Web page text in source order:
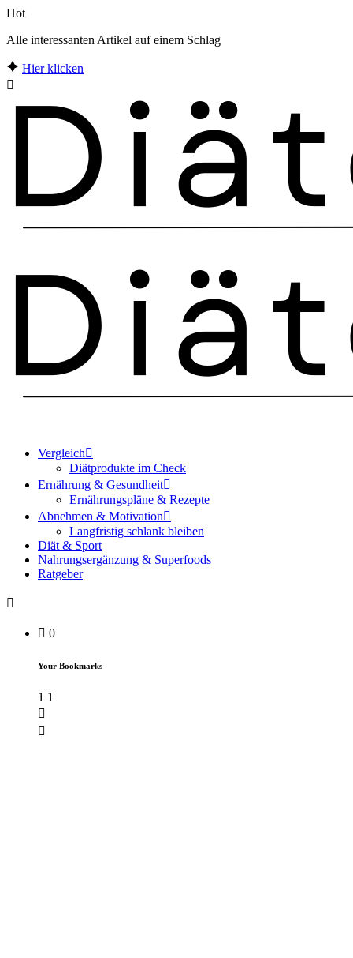
Hot
Alle interessanten Artikel auf einem Schlag
Hier klicken
Vergleich
Diätprodukte im Check
Ernährung & Gesundheit
Ernährungspläne & Rezepte
Abnehmen & Motivation
Langfristig schlank bleiben
Diät & Sport
Nahrungsergänzung & Superfoods
Ratgeber
0
Your Bookmarks
1 1